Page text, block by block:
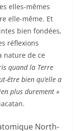
elles-mêmes
elle-même. Et
bien fondées,
réflexions
nature de ce
quand la Terre
être bien qu’elle a
plus durement »
North-